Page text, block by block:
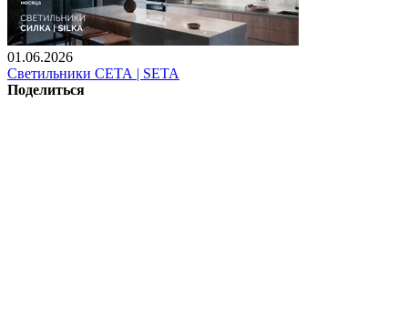
01.06.2026
Светильники СЕТА | SETA
Поделиться